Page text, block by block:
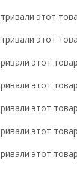
этот
этот
этот
этот
этот
этот
этот